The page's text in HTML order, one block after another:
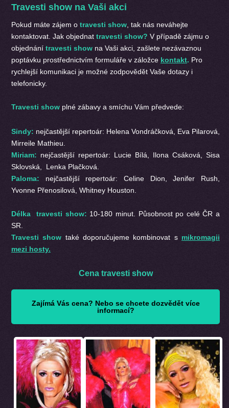
Travesti show na Vaši akci
Pokud máte zájem o travesti show, tak nás neváhejte
kontaktovat. Jak objednat travesti show? V případě zájmu o
objednání travesti show na Vaši akci, zašlete nezávaznou
poptávku prostřednictvím formuláře v záložce kontakt. Pro
rychlejší komunikaci je možné zodpovědět Vaše dotazy i
telefonicky.
Travesti show plné zábavy a smíchu Vám předvede:
Sindy: nejčastější repertoár: Helena Vondráčková, Eva Pilarová,
Mirreile Mathieu.
Miriam: nejčastější repertoár: Lucie Bílá, Ilona Csáková, Sisa
Sklovská, Lenka Plačková.
Paloma: nejčastější repertoár: Celine Dion, Jenifer Rush,
Yvonne Přenosilová, Whitney Houston.
Délka travesti show: 10-180 minut. Působnost po celé ČR a
SR.
Travesti show také doporučujeme kombinovat s mikromagii
mezi hosty.
Cena travesti show
Zajímá Vás cena? Nebo se chcete dozvědět více
informací?